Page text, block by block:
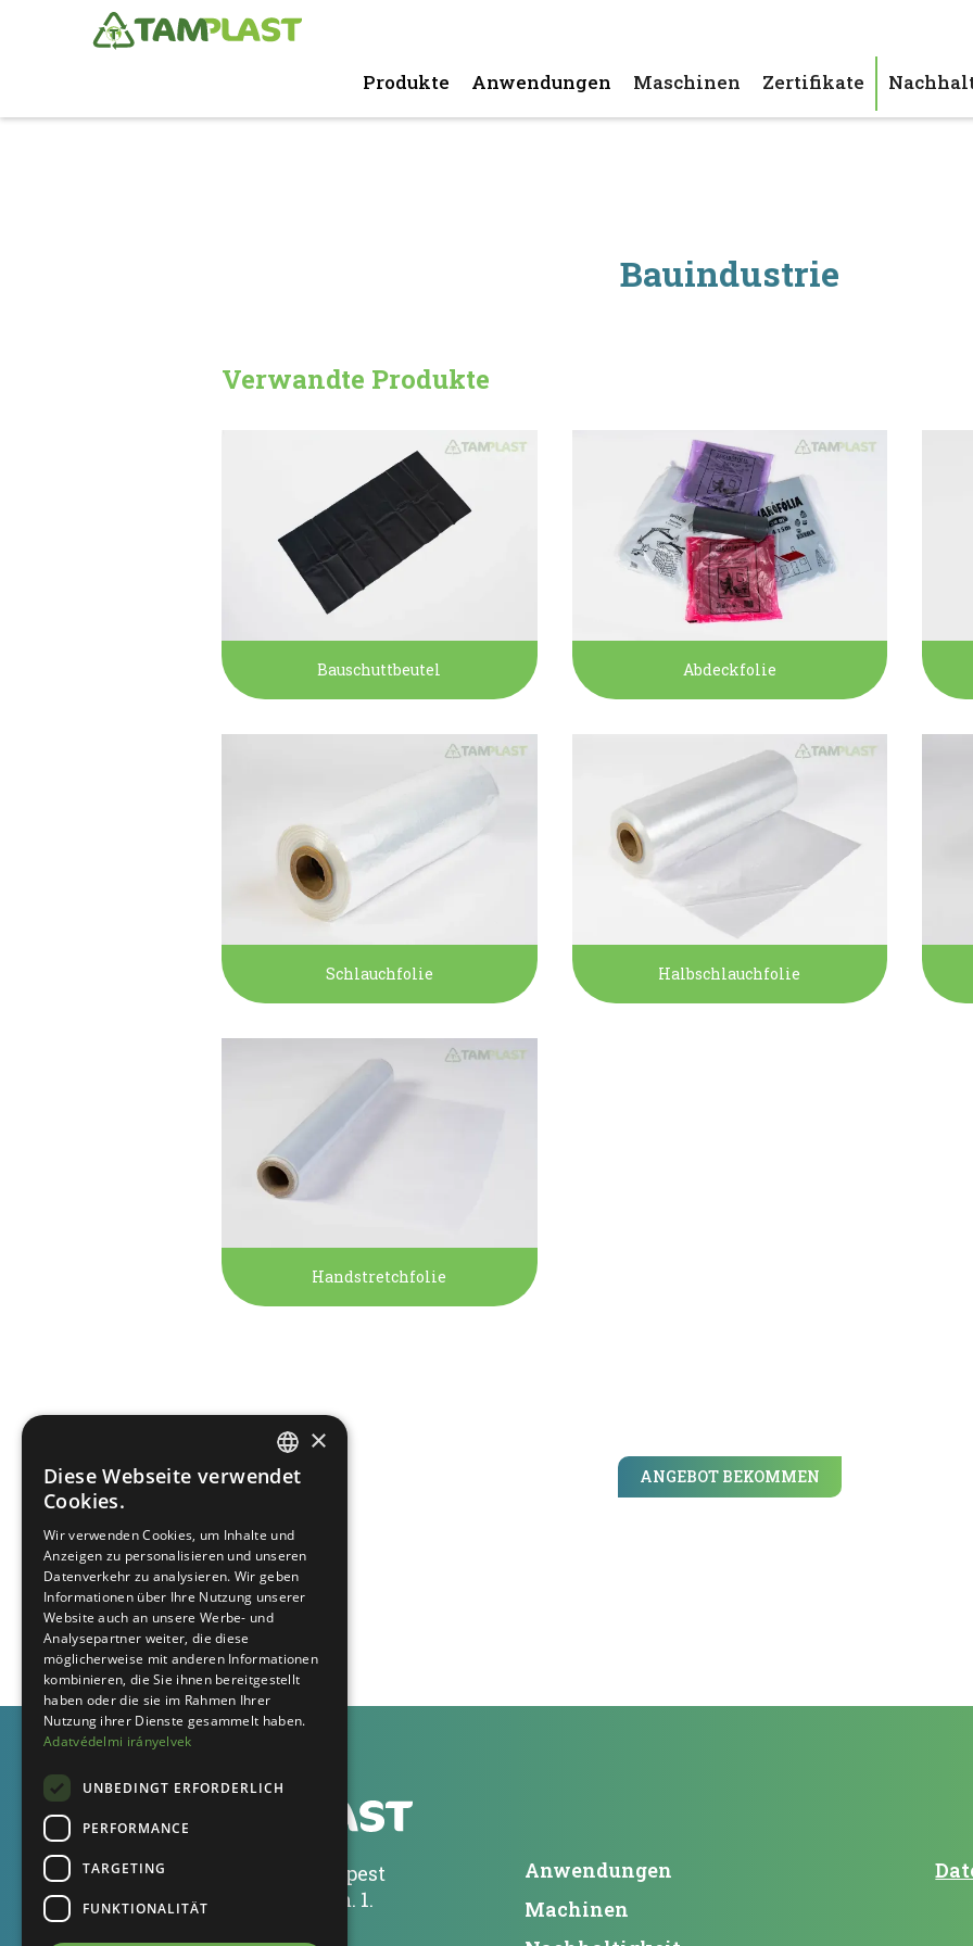
Produkte Anwendungen Maschinen Zertifikate
Bauindustrie
Verwandte Produkte
Bauschuttbeutel Abdeckfolie
Schlauchfolie Halbschlauchfolie
Handstretchfolie
ANGEBOT BEKOMMEN
Tamplast Kft., 1053 Budapest
Kecskeméti utca 13. 2 em. 1.
Anwendungen
Machinen
HUNGARIAN
GERMAN
×
Diese Webseite verwendet
Cookies.
Wir verwenden Cookies, um Inhalte und
Anzeigen zu personalisieren und unseren
Datenverkehr zu analysieren. Wir geben
Informationen über Ihre Nutzung unserer
Website auch an unsere Werbe- und
Analysepartner weiter, die diese
möglicherweise mit anderen Informationen
kombinieren, die Sie ihnen bereitgestellt
haben oder die sie im Rahmen Ihrer
Nutzung ihrer Dienste gesammelt haben.
Adatvédelmi irányelvek
UNBEDINGT ERFORDERLICH
PERFORMANCE
TARGETING
FUNKTIONALITÄT